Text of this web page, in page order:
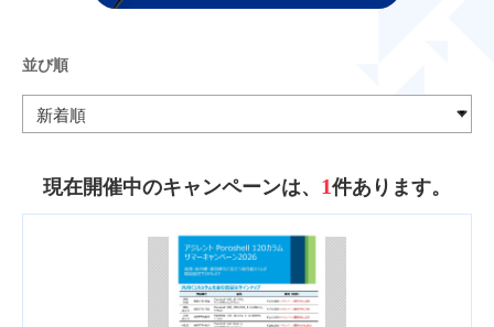
並び順
現在開催中のキャンペーンは、 1件あります。